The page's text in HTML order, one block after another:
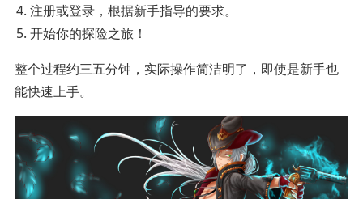
注册或登录，根据新手指导的要求。
开始你的探险之旅！
整个过程约三五分钟，实际操作简洁明了，即使是新手也
能快速上手。